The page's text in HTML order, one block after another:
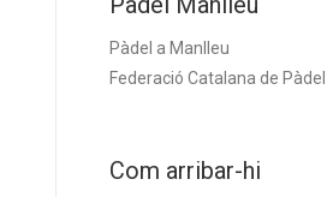
Pàdel a Manlleu
Federació Catalana de Pàdel
Com arribar-hi